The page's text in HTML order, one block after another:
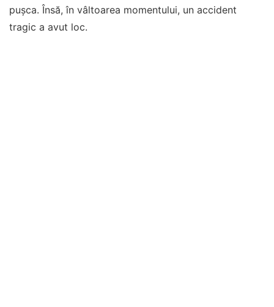
pușca. Însă, în vâltoarea momentului, un accident
tragic a avut loc.